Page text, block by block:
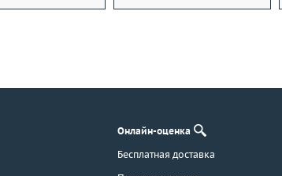
Онлайн-оценка
Бесплатная доставка